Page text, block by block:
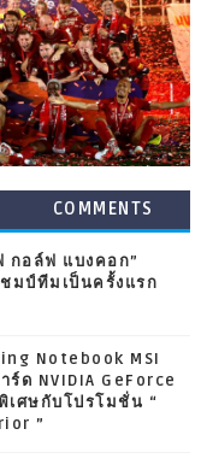
COMMENTS
กอล์ฟ แบงคอก”
ชมป์ทีมเป็นครั้งแรก
Notebook MSI
ด NVIDIA GeForce
เศษกับโปรโมชั่น “
”